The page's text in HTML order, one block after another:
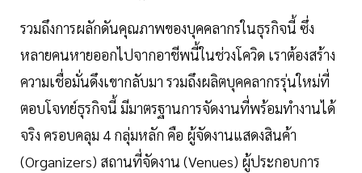
รวมถึงการผลักดันคุณภาพของบุคคลากรในธุรกิจนี้ ซึ่ง
หลายคนหายออกไปจากอาชีพนี้ในช่วงโควิด เราต้องสร้าง
ความเชื่อมั่นดึงเขากลับมา รวมถึงผลิตบุคคลากรรุ่นใหม่ที่
ตอบโจทย์ธุรกิจนี้ มีมาตรฐานการจัดงานที่พร้อมทำงานได้
จริง ครอบคลุม 4 กลุ่มหลัก คือ ผู้จัดงานแสดงสินค้า
(Organizers) สถานที่จัดงาน (Venues) ผู้ประกอบการ